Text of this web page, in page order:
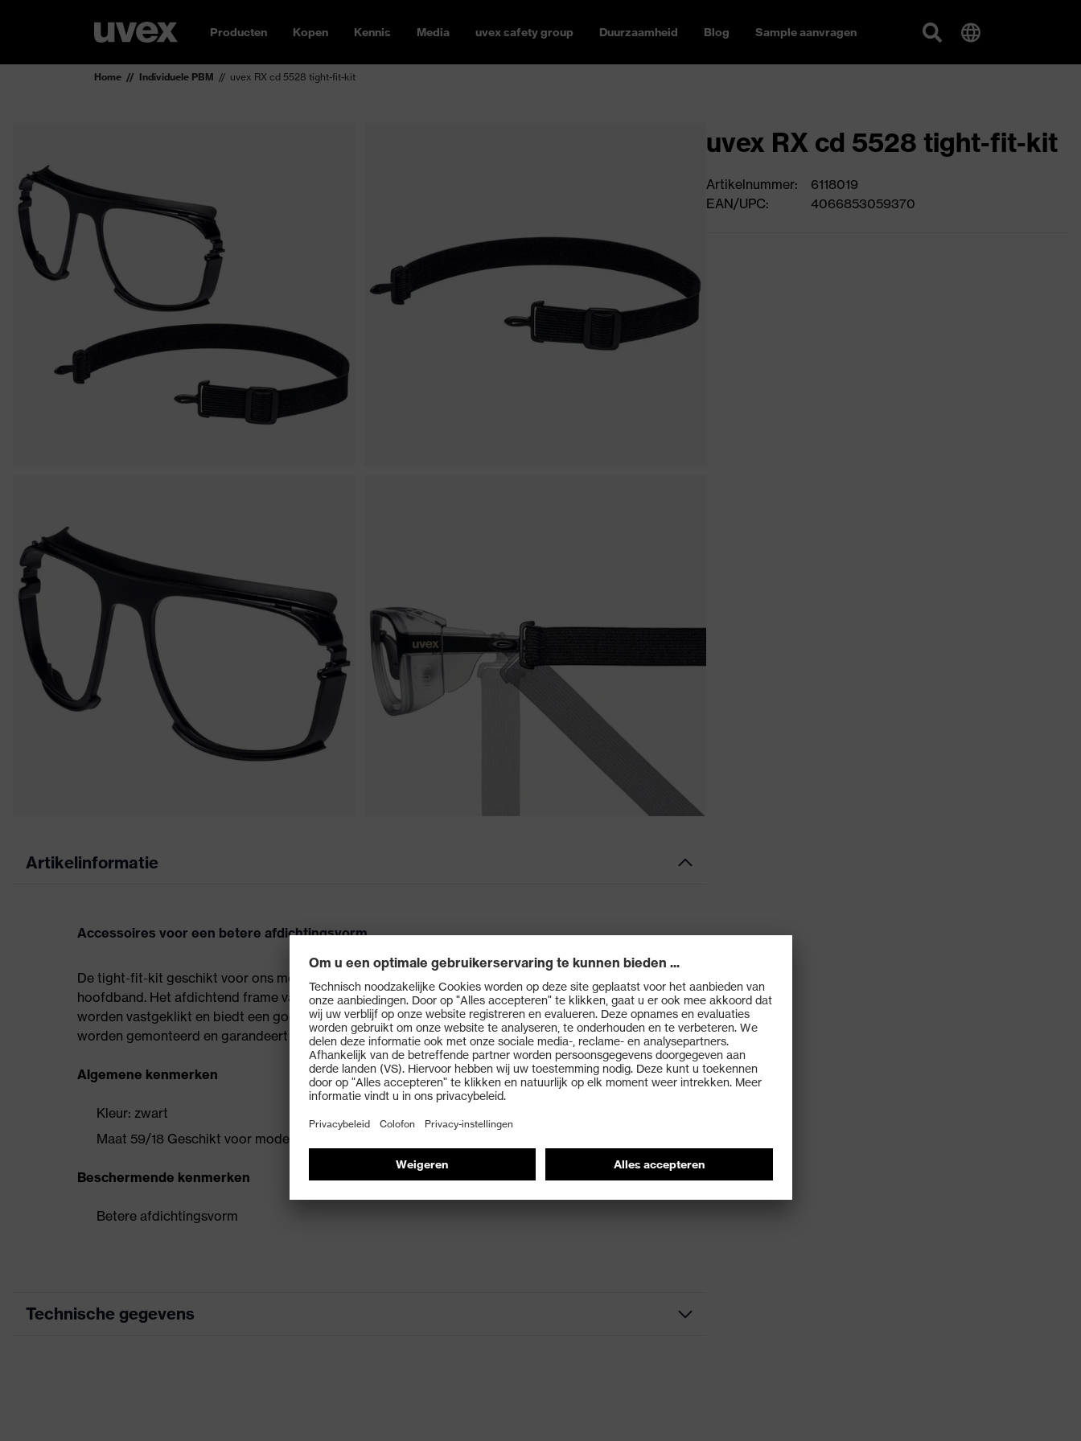
Producten Kopen Kennis Media uvex safety group Duurzaamheid Blog Sample aanvragen
Home Individuele PBM uvex RX cd 5528 tight-fit-kit
Artikelinformatie
Accessoires voor een betere afdichtingsvorm
De tight-fit-kit geschikt voor ons model uvex RX cd 5528 bestaat uit een afdichtend frame en een
hoofdband. Het afdichtend frame van harde en zachte componenten kan eenvoudig in het middendeel
worden vastgeklikt en biedt een goed afdichtende pasvorm. De hoofdband kan direct op de oorveren
worden gemonteerd en garandeert een stevigere pasvorm.
Algemene kenmerken
Kleur: zwart
Maat 59/18 Geschikt voor model uvex RX cd 5528 maat 59/18, artikelnr. 6109267
Beschermende kenmerken
Betere afdichtingsvorm
Technische gegevens
uvex RX cd 5528 tight-fit-kit
Artikelnummer:
6118019
EAN/UPC:
4066853059370